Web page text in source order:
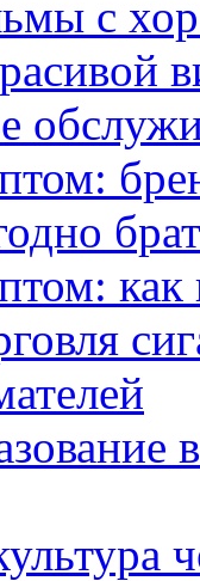
с
как